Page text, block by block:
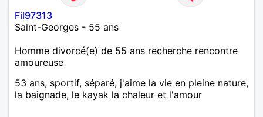
Fil97313
Saint-Georges - 55 ans
Homme divorcé(e) de 55 ans recherche rencontre
amoureuse
53 ans, sportif, séparé, j'aime la vie en pleine nature,
la baignade, le kayak la chaleur et l'amour